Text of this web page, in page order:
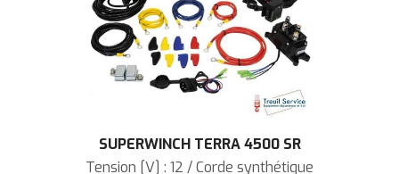
SUPERWINCH TERRA 4500 SR
Tension [V] : 12 / Corde synthétique